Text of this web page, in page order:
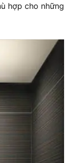
hợp cho những